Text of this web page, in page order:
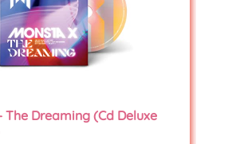
The Dreaming (Cd Deluxe